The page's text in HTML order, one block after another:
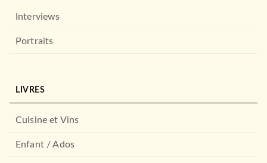
Interviews
Portraits
LIVRES
Cuisine et Vins
Enfant / Ados